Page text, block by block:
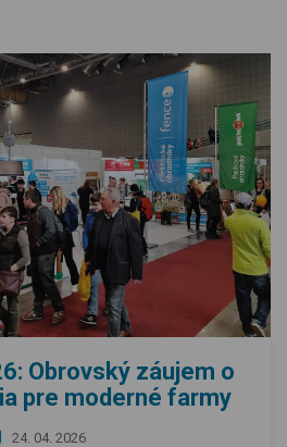
Obrovský záujem o
pre moderné farmy
24. 04. 2026